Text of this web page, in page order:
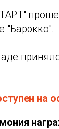
"Барокко".
на